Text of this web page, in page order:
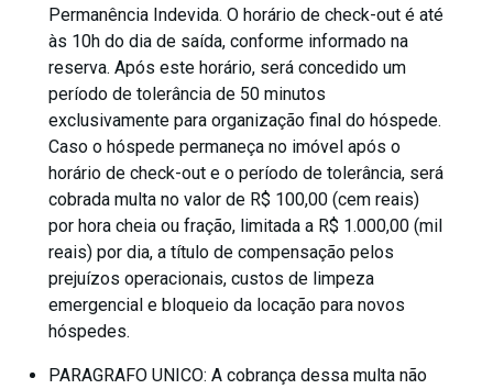
Permanência Indevida. O horário de check-out é até
às 10h do dia de saída, conforme informado na
reserva. Após este horário, será concedido um
período de tolerância de 50 minutos
exclusivamente para organização final do hóspede.
Caso o hóspede permaneça no imóvel após o
horário de check-out e o período de tolerância, será
cobrada multa no valor de R$ 100,00 (cem reais)
por hora cheia ou fração, limitada a R$ 1.000,00 (mil
reais) por dia, a título de compensação pelos
prejuízos operacionais, custos de limpeza
emergencial e bloqueio da locação para novos
hóspedes.
PARAGRAFO UNICO: A cobrança dessa multa não